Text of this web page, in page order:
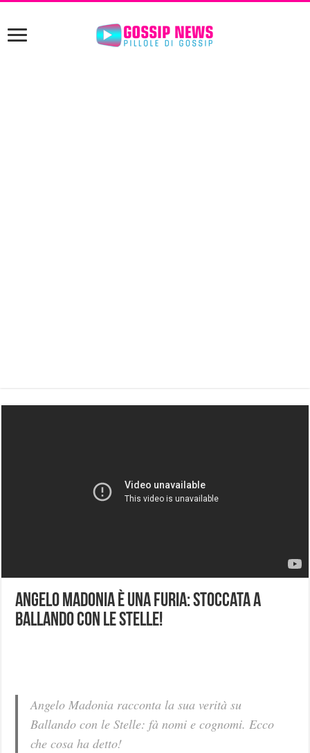
Angelo Madonia È Una Furia: Stoccata A
Ballando Con Le Stelle!
Angelo Madonia racconta la sua verità su
Ballando con le Stelle: fà nomi e cognomi. Ecco
che cosa ha detto!